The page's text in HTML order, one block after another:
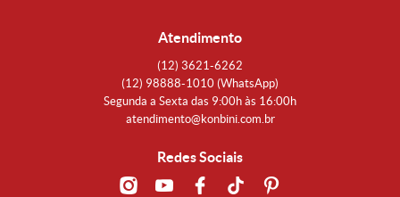
Atendimento
(12) 3621-6262
(12) 98888-1010 (WhatsApp)
Segunda a Sexta das 9:00h às 16:00h
atendimento@konbini.com.br
Redes Sociais